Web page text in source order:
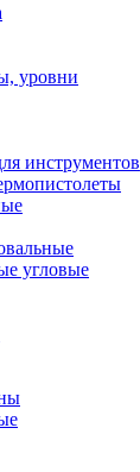
уровни
инструментов
угловые